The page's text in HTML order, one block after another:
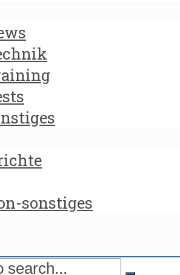
sonstiges